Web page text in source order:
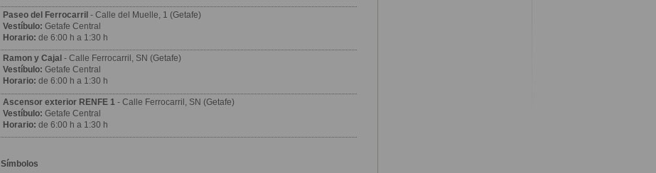
Paseo del Ferrocarril - Calle del Muelle, 1 (Getafe)
Vestíbulo: Getafe Central
Horario: de 6:00 h a 1:30 h
Ramon y Cajal - Calle Ferrocarril, SN (Getafe)
Vestíbulo: Getafe Central
Horario: de 6:00 h a 1:30 h
Ascensor exterior RENFE 1 - Calle Ferrocarril, SN (Getafe)
Vestíbulo: Getafe Central
Horario: de 6:00 h a 1:30 h
Símbolos